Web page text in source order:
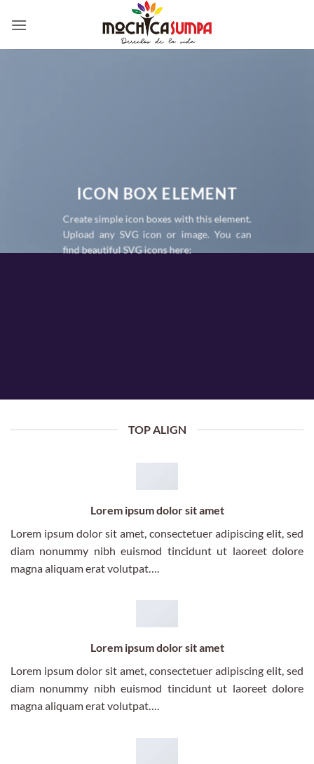
ICON BOX ELEMENT
Create simple icon boxes with this element.
Upload any SVG icon or image. You can
find beautiful SVG icons here:
TOP ALIGN
Lorem ipsum dolor sit amet
Lorem ipsum dolor sit amet, consectetuer adipiscing elit, sed
diam nonummy nibh euismod tincidunt ut laoreet dolore
magna aliquam erat volutpat….
Lorem ipsum dolor sit amet
Lorem ipsum dolor sit amet, consectetuer adipiscing elit, sed
diam nonummy nibh euismod tincidunt ut laoreet dolore
magna aliquam erat volutpat….